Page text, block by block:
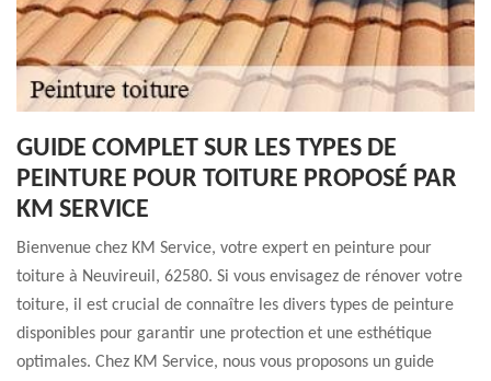
GUIDE COMPLET SUR LES TYPES DE
PEINTURE POUR TOITURE PROPOSÉ PAR
KM SERVICE
Bienvenue chez KM Service, votre expert en peinture pour
toiture à Neuvireuil, 62580. Si vous envisagez de rénover votre
toiture, il est crucial de connaître les divers types de peinture
disponibles pour garantir une protection et une esthétique
optimales. Chez KM Service, nous vous proposons un guide